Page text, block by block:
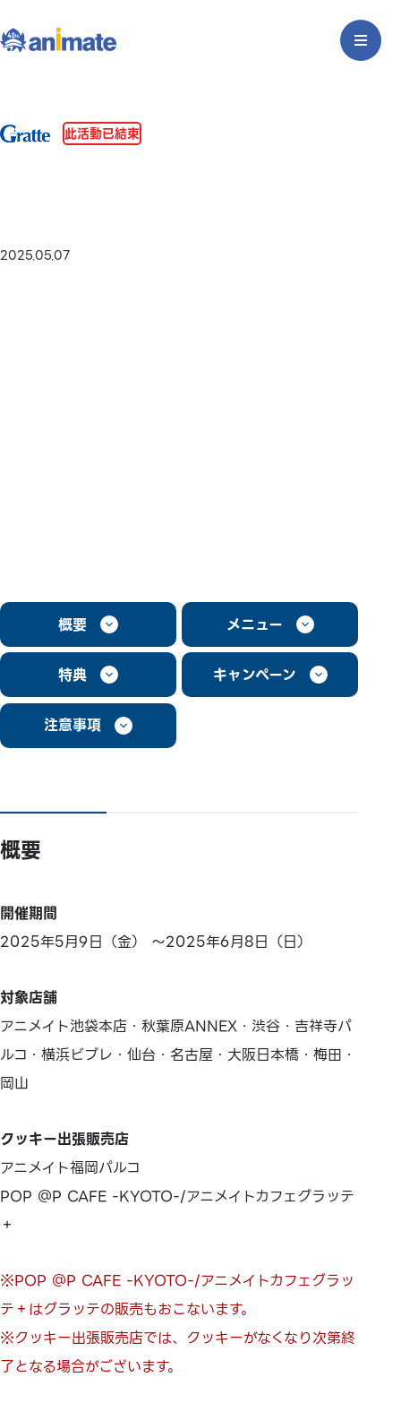
此活動已結束
2025.05.07
概要 メニュー
特典 キャンペーン
注意事項
概要
開催期間
2025年5月9日（金） ～2025年6月8日（日）
対象店舗
アニメイト池袋本店・秋葉原ANNEX・渋谷・吉祥寺パ
ルコ・横浜ビブレ・仙台・名古屋・大阪日本橋・梅田・
岡山
クッキー出張販売店
アニメイト福岡パルコ
POP ＠P CAFE -KYOTO-/アニメイトカフェグラッテ
＋
※POP ＠P CAFE -KYOTO-/アニメイトカフェグラッ
テ＋はグラッテの販売もおこないます。
※クッキー出張販売店では、クッキーがなくなり次第終
了となる場合がございます。